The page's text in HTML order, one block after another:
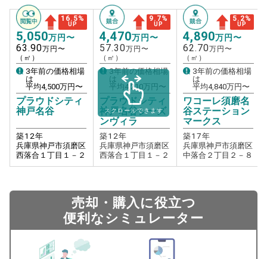
16.5%
UP
5,050万円〜
63.90万円〜
（㎡）
3年前の価格相場
は
平均4,500万円〜
プラウドシティ
神戸名谷
築12年
兵庫県神戸市須磨区
西落合１丁目１－２
9.7%
UP
4,470万円〜
57.30万円〜
（㎡）
3年前の価格相場
は
平均4,210万円〜
プラウドシティ
神戸名谷シーズ
ンヴィラ
築12年
兵庫県神戸市須磨区
西落合１丁目１－２
5.2%
UP
4,890万円〜
62.70万円〜
（㎡）
3年前の価格相場
は
平均4,840万円〜
ワコーレ須磨名
谷ステーション
マークス
築17年
兵庫県神戸市須磨区
中落合２丁目２－８
スクロールできます
売却・購入に役立つ
便利なシミュレーター